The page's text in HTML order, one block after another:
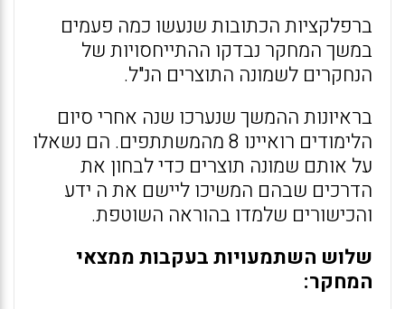
ברפלקציות הכתובות שנעשו כמה פעמים
במשך המחקר נבדקו ההתייחסויות של
הנחקרים לשמונה התוצרים הנ"ל.
בראיונות ההמשך שנערכו שנה אחרי סיום
הלימודים רואיינו 8 מהמשתתפים. הם נשאלו
על אותם שמונה תוצרים כדי לבחון את
הדרכים שבהם המשיכו ליישם את ה ידע
והכישורים שלמדו בהוראה השוטפת.
שלוש השתמעויות בעקבות ממצאי
המחקר: